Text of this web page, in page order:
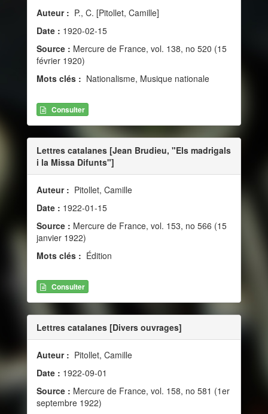
Auteur : P., C. [Pitollet, Camille]
Date : 1920-02-15
Source : Mercure de France, vol. 138, no 520 (15
février 1920)
Mots clés : Nationalisme, Musique nationale
Consulter
Lettres catalanes [Jean Brudieu, "Els madrigals
i la Missa Difunts"]
Auteur : Pitollet, Camille
Date : 1922-01-15
Source : Mercure de France, vol. 153, no 566 (15
janvier 1922)
Mots clés : Édition
Consulter
Lettres catalanes [Divers ouvrages]
Auteur : Pitollet, Camille
Date : 1922-09-01
Source : Mercure de France, vol. 158, no 581 (1er
septembre 1922)